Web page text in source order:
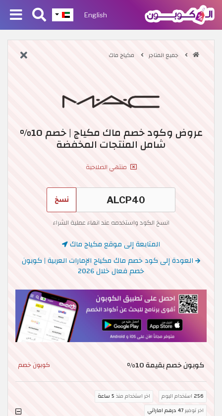
English
جميع المتاجر مكياج ماك
عروض وكود خصم ماك مكياج | خصم 10%
شامل المنتجات المخفضة
منتهي الصلاحية
نسخ
انسخ الكود واستخدمه عند انهاء عملية الشراء
المتابعة إلى موقع مكياج ماك
العودة إلى كود خصم ماك مكياج الإمارات العربية | كوبون
خصم فعال خلال 2026
كوبون خصم بقيمة 10% كوبون خصم
256 استخدام اليوم اخر استخدام منذ 5 ساعة
اخر توفير47 درهم اماراتي